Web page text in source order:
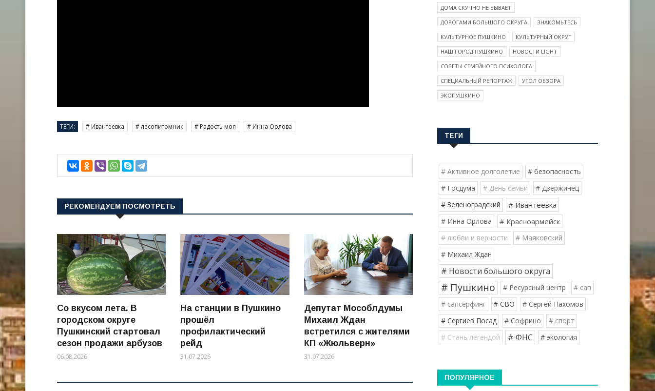
ТЕГИ: # Ивантеевка # лесопитомник # Радость моя # Инна Орлова
РЕКОМЕНДУЕМ ПОСМОТРЕТЬ
Со вкусом лета. В
городском округе
Пушкинский стартовал
сезон продажи арбузов
06.08.2026
На станции в Пушкино
прошёл
профилактический
рейд
31.07.2026
Депутат Мособлдумы
Михаил Ждан
встретился с жителями
КП «Жюльверн»
31.07.2026
ДОМА СКУЧНО НЕ БЫВАЕТ
ДОРОГАМИ БОЛЬШОГО ОКРУГА
ЗНАКОМЬТЕСЬ
КУЛЬТУРНОЕ ПУШКИНО
КУЛЬТУРНЫЙ ОКРУГ
НАШ ГОРОД ПУШКИНО
НОВОСТИ LIGHT
СОВЕТЫ СЕМЕЙНОГО ПСИХОЛОГА
СПЕЦИАЛЬНЫЙ РЕПОРТАЖ
УГОЛ ОБЗОРА
ЭКОПУШКИНО
ТЕГИ
# Активное долголетие
# безопасность
# Госдума
# День семьи
# Дзержинец
# Зеленоградский
# Ивантеевка
# Инна Орлова # Красноармейск
# любви и верности
# Маяковский
# Михаил Ждан
# Новости большого округа
# Пушкино # Ресурсный центр
# сап
# сапсёрфинг
# СВО
# Сергей Пахомов
# Сергиев Посад
# Софрино
# спорт
# Стань легендой
# ФНС # экология
ПОПУЛЯРНОЕ